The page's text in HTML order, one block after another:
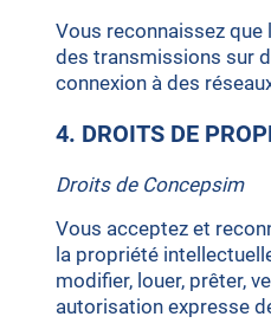
Vous reconnaissez
des transmissions sur
connexion à des
4. DROITS DE
Droits de Concepsim
Vous acceptez et
la propriété
modifier, louer, prêter,
autorisation expresse